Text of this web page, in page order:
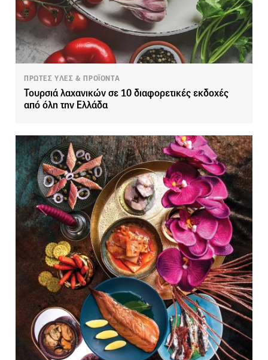
ΠΡΩΤΕΣ ΥΛΕΣ & ΠΡΟΪΟΝΤΑ
Τουρσιά λαχανικών σε 10 διαφορετικές εκδοχές
από όλη την Ελλάδα